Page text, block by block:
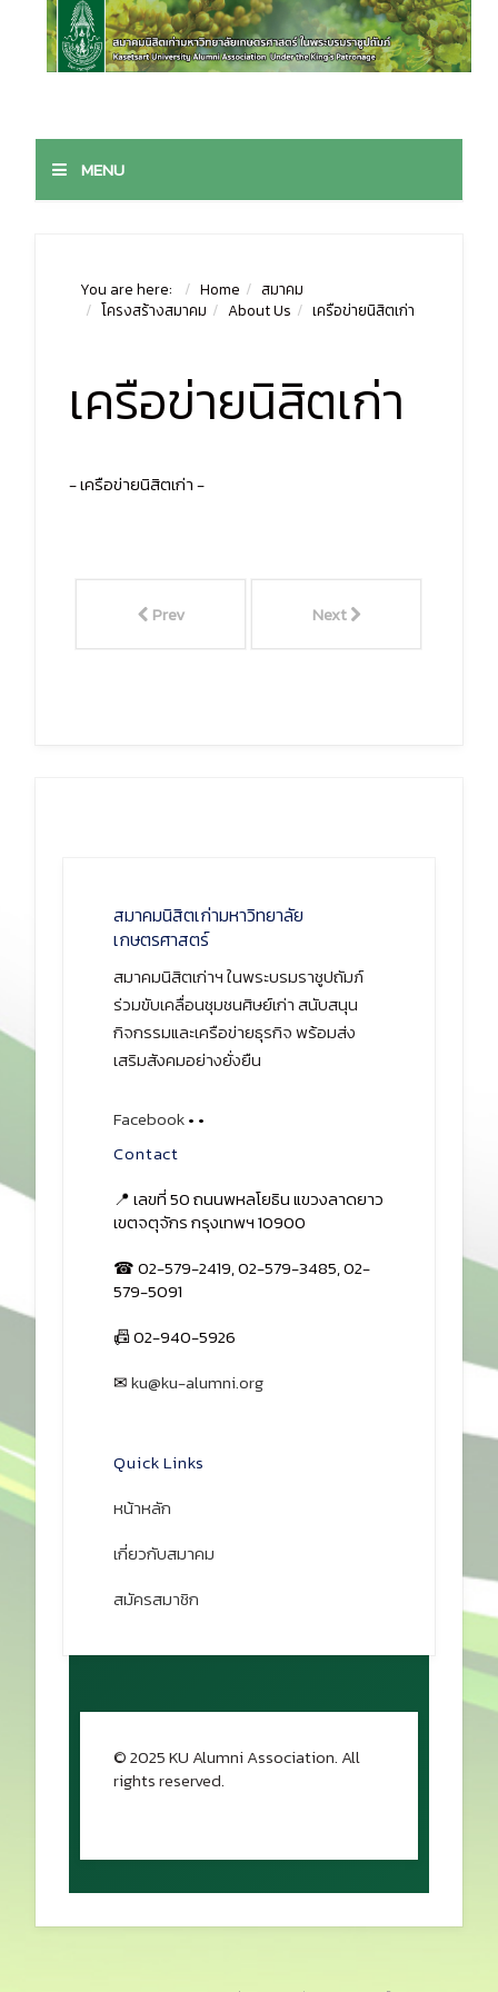
MENU
You are here: Home
สมาคม
โครงสร้างสมาคม
About Us เครือข่ายนิสิตเก่า
เครือข่ายนิสิตเก่า
- เครือข่ายนิสิตเก่า -
Prev Next
สมาคมนิสิตเก่ามหาวิทยาลัย
เกษตรศาสตร์
สมาคมนิสิตเก่าฯ ในพระบรมราชูปถัมภ์
ร่วมขับเคลื่อนชุมชนศิษย์เก่า สนับสนุน
กิจกรรมและเครือข่ายธุรกิจ พร้อมส่ง
เสริมสังคมอย่างยั่งยืน
Facebook• •
Contact
📍 เลขที่ 50 ถนนพหลโยธิน แขวงลาดยาว
เขตจตุจักร กรุงเทพฯ 10900
☎ 02-579-2419, 02-579-3485, 02-
579-5091
📠 02-940-5926
✉ku@ku-alumni.org
Quick Links
หน้าหลัก
เกี่ยวกับสมาคม
สมัครสมาชิก
© 2025 KU Alumni Association. All
rights reserved.